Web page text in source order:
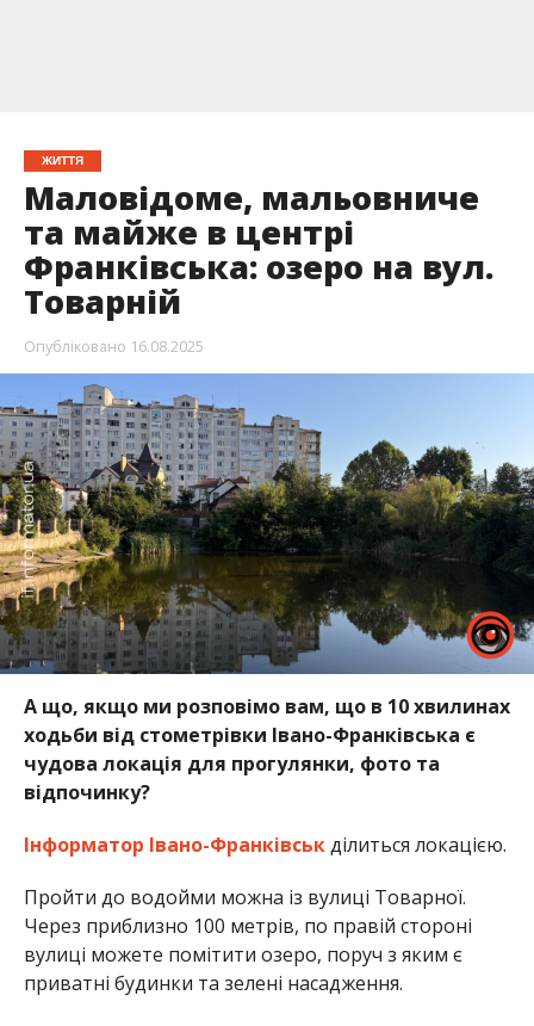
ЖИТТЯ
Маловідоме, мальовниче
та майже в центрі
Франківська: озеро на вул.
Товарній
Опубліковано 16.08.2025
А що, якщо ми розповімо вам, що в 10 хвилинах
ходьби від стометрівки Івано-Франківська є
чудова локація для прогулянки, фото та
відпочинку?
Інформатор Івано-Франківськділиться локацією.
Пройти до водойми можна із вулиці Товарної.
Через приблизно 100 метрів, по правій стороні
вулиці можете помітити озеро, поруч з яким є
приватні будинки та зелені насадження.